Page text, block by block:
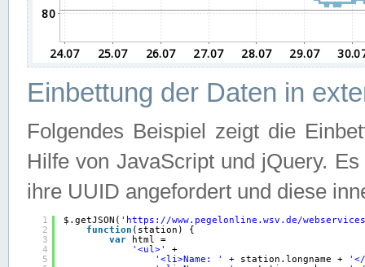
Einbettung der Daten in
Folgendes Beispiel zeigt die
Hilfe von JavaScript und jQuery.
ihre UUID angefordert und diese
1
2
3
4
5
$.getJSON( ' https://www.pegelonline.wsv.de/
function (station) {
var
html =
'<ul>'
+
'<li>Name: '
+ station.longname +